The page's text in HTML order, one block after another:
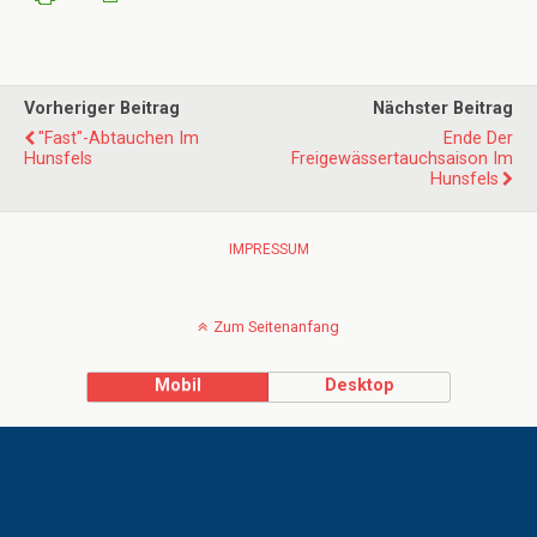
Vorheriger Beitrag
"Fast"-Abtauchen Im
Hunsfels
Nächster Beitrag
Ende Der
Freigewässertauchsaison Im
Hunsfels
IMPRESSUM
Zum Seitenanfang
Mobil Desktop